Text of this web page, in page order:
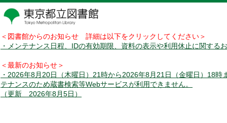
＜図書館からのお知らせ 詳細は以下をクリックしてください＞
・メンテナンス日程、IDの有効期限、資料の表示や利用休止に関する
＜最新のお知らせ＞
・2026年8月20日（木曜日）21時から2026年8月21日（金曜日）18時
テナンスのため蔵書検索等Webサービスが利用できません。
（更新 2026年8月5日）